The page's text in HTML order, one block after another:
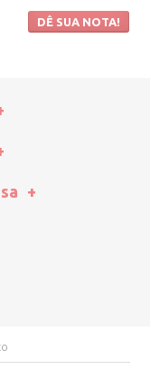
DÊ SUA NOTA!